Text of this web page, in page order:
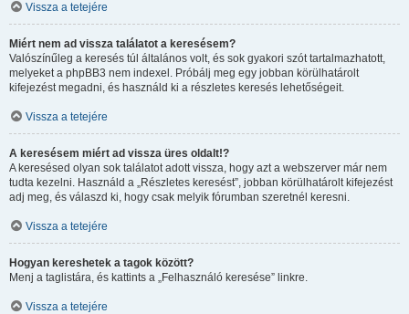
Vissza a tetejére
Miért nem ad vissza találatot a keresésem?
Valószínűleg a keresés túl általános volt, és sok gyakori szót tartalmazhatott,
melyeket a phpBB3 nem indexel. Próbálj meg egy jobban körülhatárolt
kifejezést megadni, és használd ki a részletes keresés lehetőségeit.
Vissza a tetejére
A keresésem miért ad vissza üres oldalt!?
A keresésed olyan sok találatot adott vissza, hogy azt a webszerver már nem
tudta kezelni. Használd a „Részletes keresést”, jobban körülhatárolt kifejezést
adj meg, és válaszd ki, hogy csak melyik fórumban szeretnél keresni.
Vissza a tetejére
Hogyan kereshetek a tagok között?
Menj a taglistára, és kattints a „Felhasználó keresése” linkre.
Vissza a tetejére